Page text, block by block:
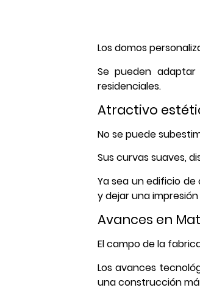
Los domos
Se pueden adaptar
residenciales.
Atractivo
No se puede
Sus curvas suaves,
Ya sea un edificio
y dejar una
Avances en
El campo de la
Los avances
una construcción